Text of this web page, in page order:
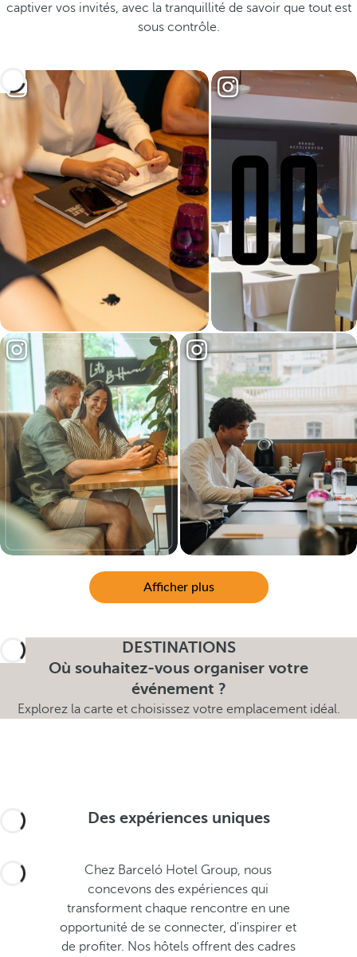
captiver vos invités, avec la tranquillité de savoir que tout est
sous contrôle.
Afficher plus
DESTINATIONS
Où souhaitez-vous organiser votre
événement ?
Explorez la carte et choisissez votre emplacement idéal.
Des expériences uniques
Chez Barceló Hotel Group, nous
concevons des expériences qui
transforment chaque rencontre en une
opportunité de se connecter, d'inspirer et
de profiter. Nos hôtels offrent des cadres